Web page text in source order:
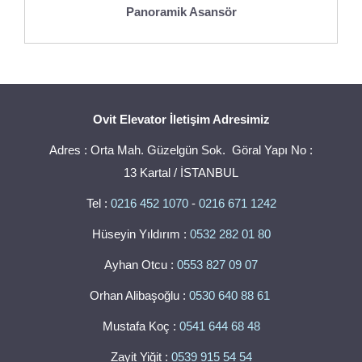
Panoramik Asansör
Ovit Elevator İletişim Adresimiz
Adres : Orta Mah. Güzelgün Sok. Göral Yapı No :
13 Kartal / İSTANBUL
Tel : 0216 452 1070- 0216 671 1242
Hüseyin Yıldırım : 0532 282 01 80
Ayhan Otcu : 0553 827 09 07
Orhan Alibaşoğlu : 0530 640 88 61
Mustafa Koç : 0541 644 68 48
Zayit Yiğit : 0539 915 54 54